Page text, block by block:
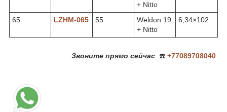
+ Nitto
65 LZHM-065 55
Weldon 19
+ Nitto
6,34×102
Звоните прямо сейчас ☎️ +77089708040